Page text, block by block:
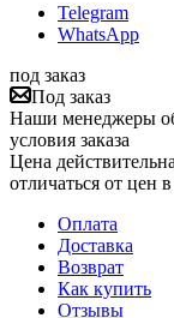
Telegram
WhatsApp
под заказ
Под заказ
Наши менеджеры
условия заказа
Цена
отличаться от цен
Оплата
Доставка
Возврат
Как купить
Отзывы